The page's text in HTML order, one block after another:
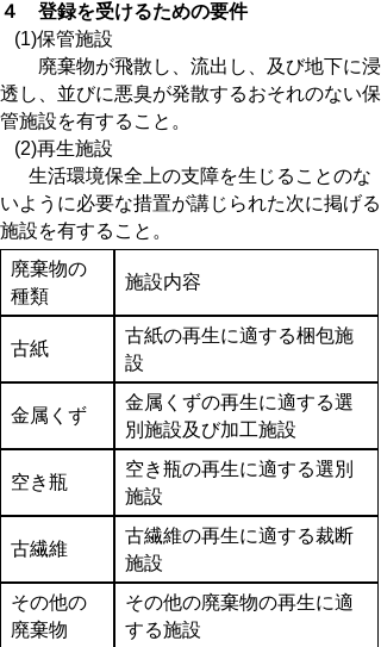
４ 登録を受けるための要件
(1)保管施設
廃棄物が飛散し、流出し、及び地下に浸
透し、並びに悪臭が発散するおそれのない保
管施設を有すること。
(2)再生施設
生活環境保全上の支障を生じることのな
いように必要な措置が講じられた次に掲げる
施設を有すること。
廃棄物の
種類
施設内容
古紙
古紙の再生に適する梱包施
設
金属くず
金属くずの再生に適する選
別施設及び加工施設
空き瓶
空き瓶の再生に適する選別
施設
古繊維
古繊維の再生に適する裁断
施設
その他の
廃棄物
その他の廃棄物の再生に適
する施設